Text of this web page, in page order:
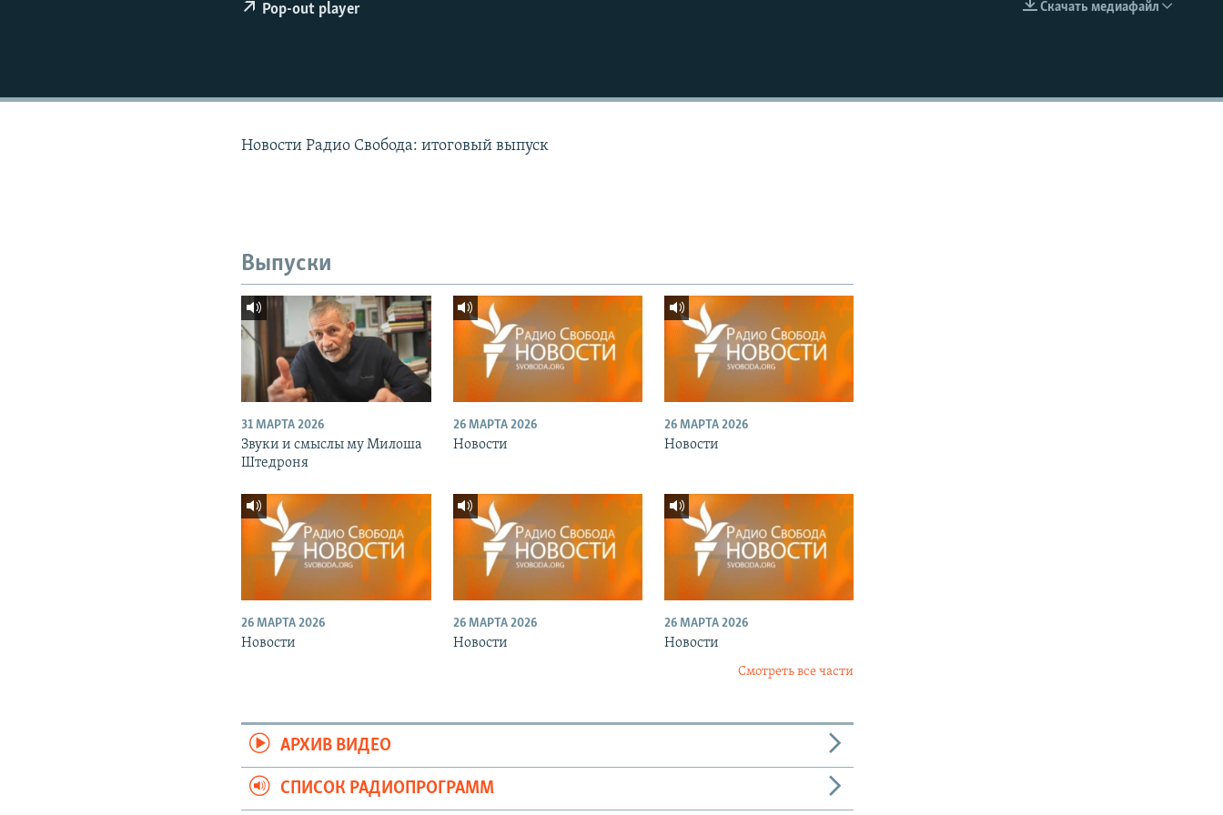
EMBED
Скачать медиафайл
Pop-out player
Новости Радио Свобода: итоговый выпуск
Выпуски
31 МАРТА 2026
Звуки и смыслы му Милоша
Штедроня
26 МАРТА 2026
Новости
26 МАРТА 2026
Новости
26 МАРТА 2026
Новости
26 МАРТА 2026
Новости
26 МАРТА 2026
Новости
Смотреть все части
АРХИВ ВИДЕО
СПИСОК РАДИОПРОГРАММ